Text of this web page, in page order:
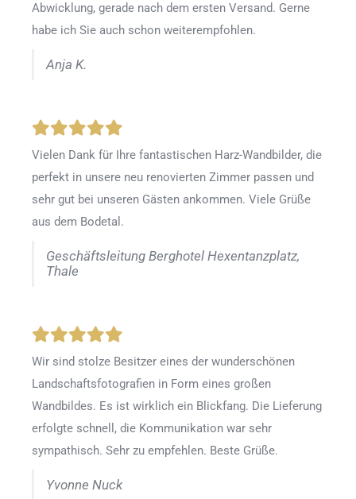
Abwicklung, gerade nach dem ersten Versand. Gerne
habe ich Sie auch schon weiterempfohlen.
Anja K.
Vielen Dank für Ihre fantastischen Harz-Wandbilder, die
perfekt in unsere neu renovierten Zimmer passen und
sehr gut bei unseren Gästen ankommen. Viele Grüße
aus dem Bodetal.
Geschäftsleitung Berghotel Hexentanzplatz,
Thale
Wir sind stolze Besitzer eines der wunderschönen
Landschaftsfotografien in Form eines großen
Wandbildes. Es ist wirklich ein Blickfang. Die Lieferung
erfolgte schnell, die Kommunikation war sehr
sympathisch. Sehr zu empfehlen. Beste Grüße.
Yvonne Nuck